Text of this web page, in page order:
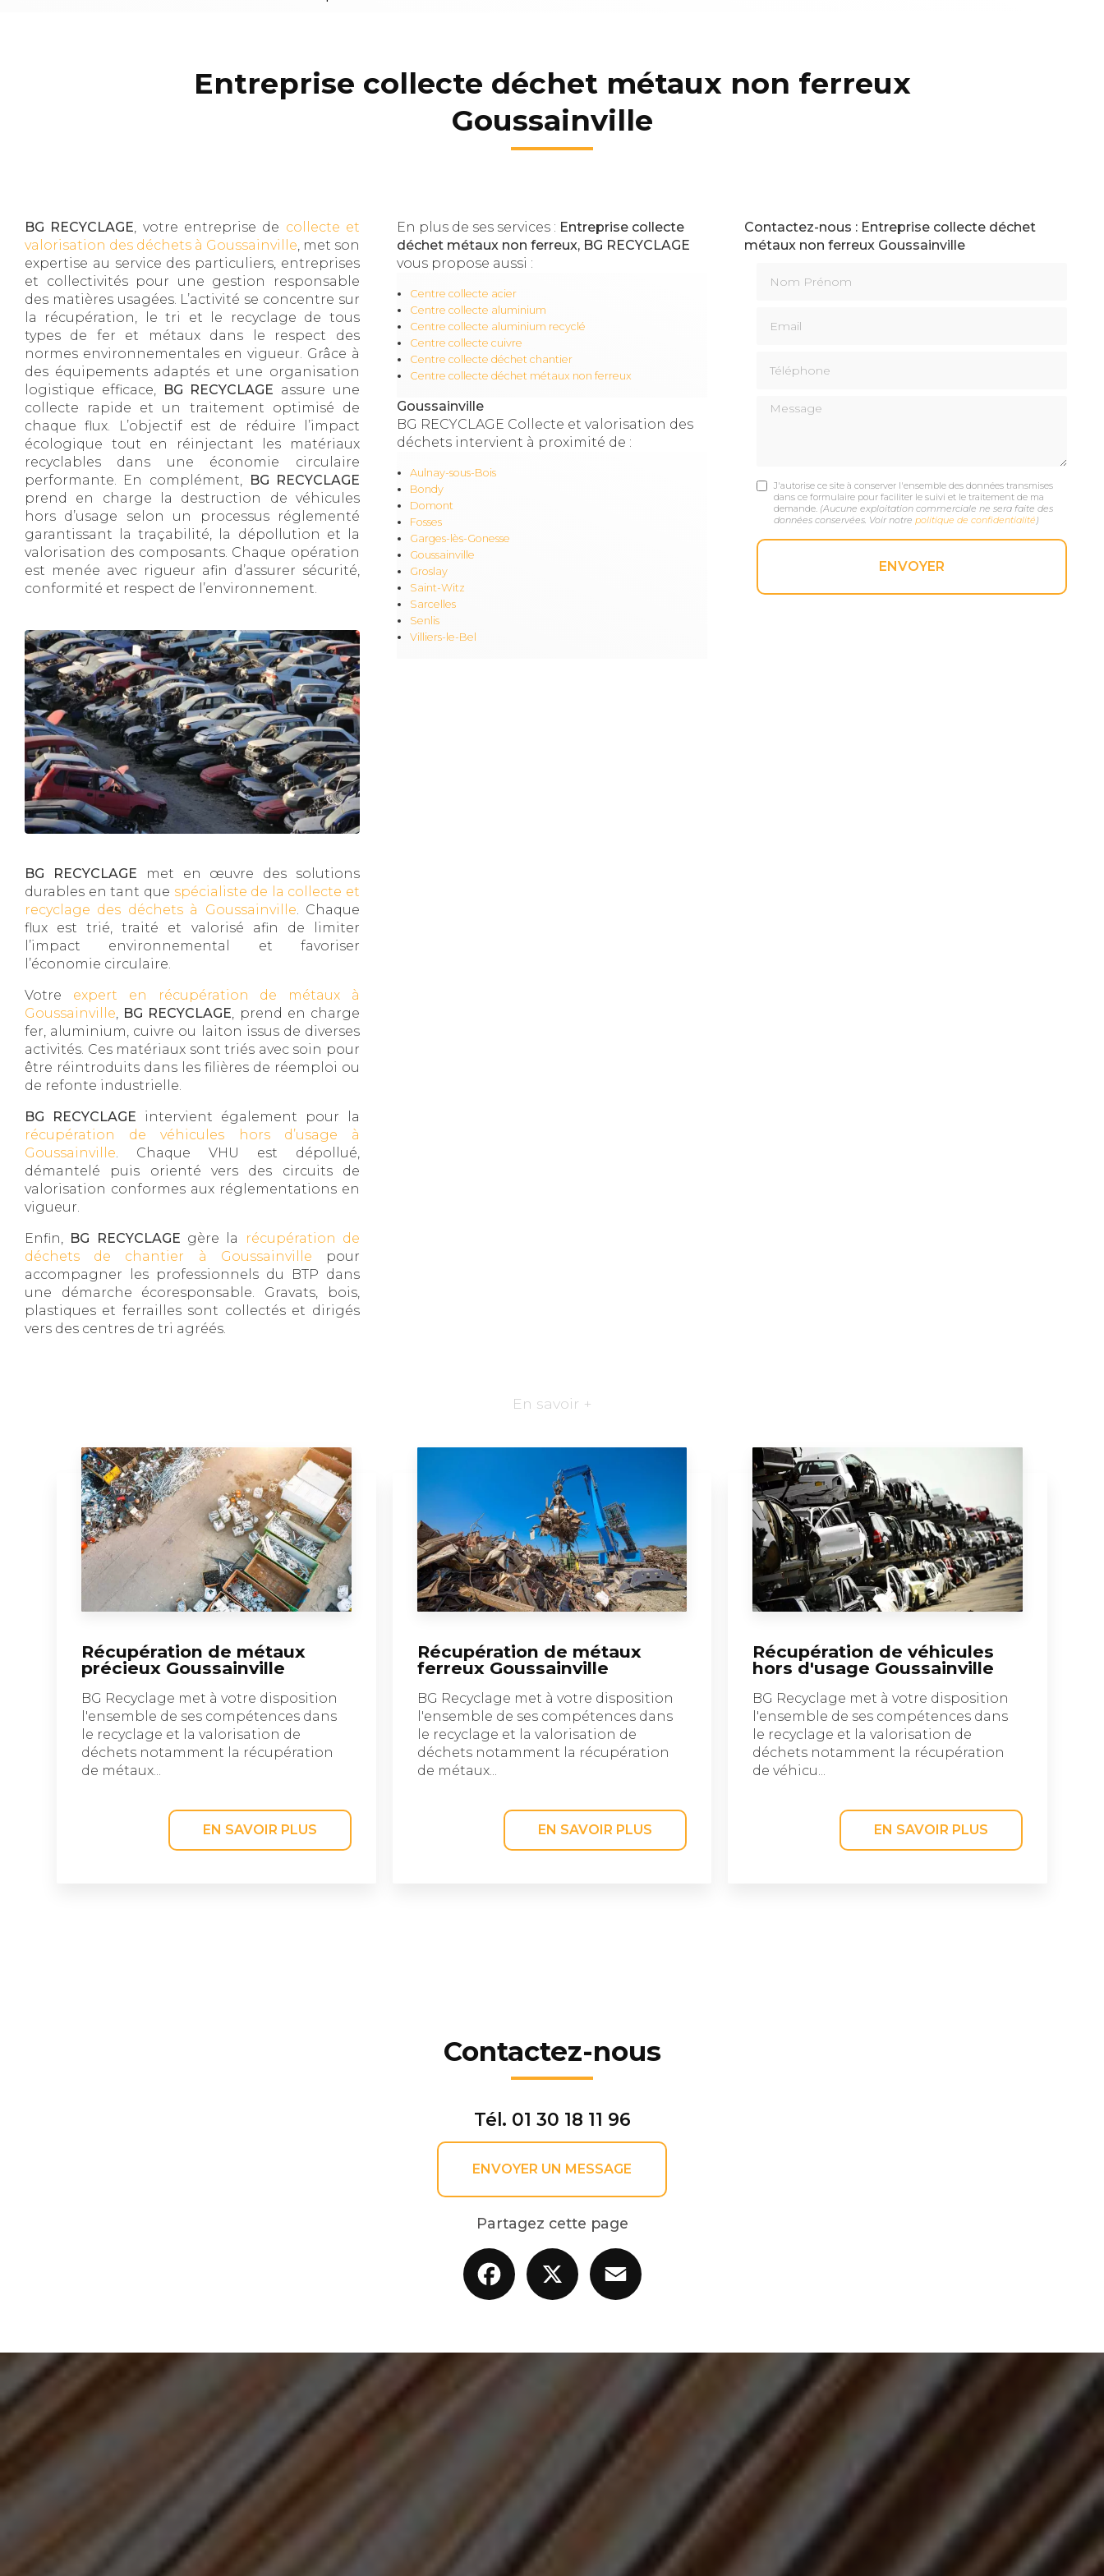
Entreprise collecte déchet métaux non ferreux
Goussainville
BG RECYCLAGE, votre entreprise de collecte et
valorisation des déchets à Goussainville, met son
expertise au service des particuliers, entreprises
et collectivités pour une gestion responsable
des matières usagées. L’activité se concentre sur
la récupération, le tri et le recyclage de tous
types de fer et métaux dans le respect des
normes environnementales en vigueur. Grâce à
des équipements adaptés et une organisation
logistique efficace,
BG RECYCLAGE assure une
collecte rapide et un traitement optimisé de
chaque flux. L’objectif est de réduire l’impact
écologique tout en réinjectant les matériaux
recyclables dans une économie circulaire
performante. En complément,
BG RECYCLAGE
prend en charge la destruction de véhicules
hors d’usage selon un processus réglementé
garantissant la traçabilité, la dépollution et la
valorisation des composants. Chaque opération
est menée avec rigueur afin d’assurer sécurité,
conformité et respect de l’environnement.
BG RECYCLAGE met en œuvre des solutions
durables en tant que spécialiste de la collecte et
recyclage des déchets à Goussainville. Chaque
flux est trié, traité et valorisé afin de limiter
l’impact environnemental et favoriser
l’économie circulaire.
Votre expert en récupération de métaux à
Goussainville, BG RECYCLAGE, prend en charge
fer, aluminium, cuivre ou laiton issus de diverses
activités. Ces matériaux sont triés avec soin pour
être réintroduits dans les filières de réemploi ou
de refonte industrielle.
BG RECYCLAGE intervient également pour la
récupération de véhicules hors d’usage à
Goussainville. Chaque VHU est dépollué,
démantelé puis orienté vers des circuits de
valorisation conformes aux réglementations en
vigueur.
Enfin, BG RECYCLAGE gère la
récupération de
déchets de chantier à Goussainville pour
accompagner les professionnels du BTP dans
une démarche écoresponsable. Gravats, bois,
plastiques et ferrailles sont collectés et dirigés
vers des centres de tri agréés.
En plus de ses services : Entreprise collecte
déchet métaux non ferreux, BG RECYCLAGE
vous propose aussi :
Centre collecte acier
Centre collecte aluminium
Centre collecte aluminium recyclé
Centre collecte cuivre
Centre collecte déchet chantier
Centre collecte déchet métaux non ferreux
Goussainville
BG RECYCLAGE Collecte et valorisation des
déchets intervient à proximité de :
Aulnay-sous-Bois
Bondy
Domont
Fosses
Garges-lès-Gonesse
Goussainville
Groslay
Saint-Witz
Sarcelles
Senlis
Villiers-le-Bel
Contactez-nous : Entreprise collecte déchet
métaux non ferreux Goussainville
Message
J'autorise ce site à conserver l'ensemble des données transmises
dans ce formulaire pour faciliter le suivi et le traitement de ma
demande. (Aucune exploitation commerciale ne sera faite des
données conservées. Voir notre politique de confidentialité )
En savoir +
Récupération de métaux
précieux Goussainville
BG Recyclage met à votre disposition
l'ensemble de ses compétences dans
le recyclage et la valorisation de
déchets notamment la récupération
de métaux...
EN SAVOIR PLUS
Récupération de métaux
ferreux Goussainville
BG Recyclage met à votre disposition
l'ensemble de ses compétences dans
le recyclage et la valorisation de
déchets notamment la récupération
de métaux...
EN SAVOIR PLUS
Récupération de véhicules
hors d'usage Goussainville
BG Recyclage met à votre disposition
l'ensemble de ses compétences dans
le recyclage et la valorisation de
déchets notamment la récupération
de véhicu...
EN SAVOIR PLUS
Contactez-nous
Tél. 01 30 18 11 96
ENVOYER UN MESSAGE
Partagez cette page
Facebook